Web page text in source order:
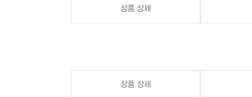
상품 상세
상품 상세